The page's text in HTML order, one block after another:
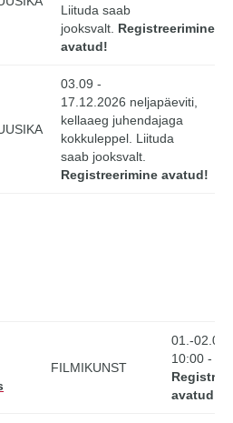
Liituda saab
jooksvalt. Registreerimine
avatud!
03.09 -
17.12.2026 neljapäeviti,
kellaaeg juhendajaga
kokkuleppel. Liituda
saab jooksvalt.
Registreerimine avatud!
FILMIKUNST
01.-
10:00 -
avatud!